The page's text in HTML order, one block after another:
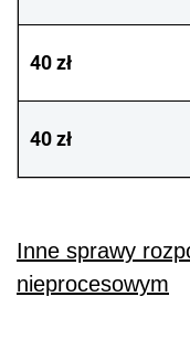
40 zł
40 zł
Inne sprawy
nieprocesowym